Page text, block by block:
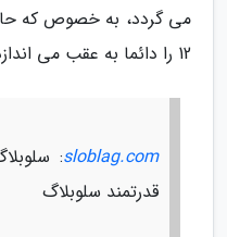
می گردد، به خصوص که
12 را دائما به عقب می اندازد!
sloblag.com
:
قدرتمند سلوبلاگ